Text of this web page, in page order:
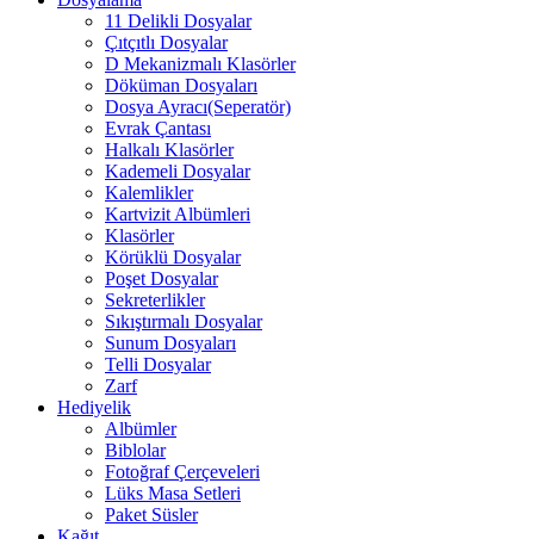
11 Delikli Dosyalar
Çıtçıtlı Dosyalar
D Mekanizmalı Klasörler
Döküman Dosyaları
Dosya Ayracı(Seperatör)
Evrak Çantası
Halkalı Klasörler
Kademeli Dosyalar
Kalemlikler
Kartvizit Albümleri
Klasörler
Körüklü Dosyalar
Poşet Dosyalar
Sekreterlikler
Sıkıştırmalı Dosyalar
Sunum Dosyaları
Telli Dosyalar
Zarf
Hediyelik
Albümler
Biblolar
Fotoğraf Çerçeveleri
Lüks Masa Setleri
Paket Süsler